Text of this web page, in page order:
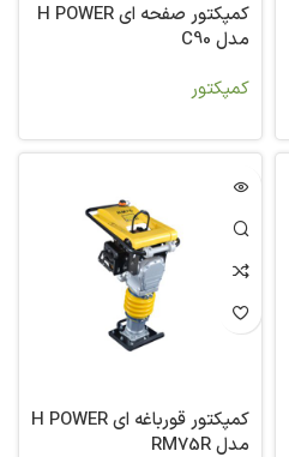
کمپکتور صفحه ای H POWER
مدل C90
کمپکتور
کمپکتور قورباغه ای H POWER
مدل RM75R